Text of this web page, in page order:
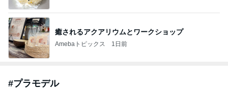
癒されるアクアリウムとワークショップ
Amebaトピックス 1日前
#プラモデル